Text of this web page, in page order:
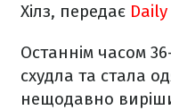
Хілз, передає
Останнім часом
схудла та стала
нещодавно